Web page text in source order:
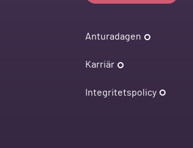
Anturadagen
Karriär
Integritetspolicy